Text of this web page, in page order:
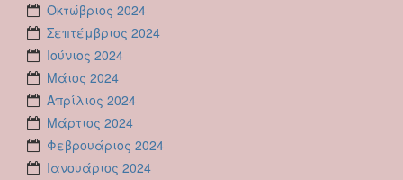
Οκτώβριος 2024
Σεπτέμβριος 2024
Ιούνιος 2024
Μάιος 2024
Απρίλιος 2024
Μάρτιος 2024
Φεβρουάριος 2024
Ιανουάριος 2024